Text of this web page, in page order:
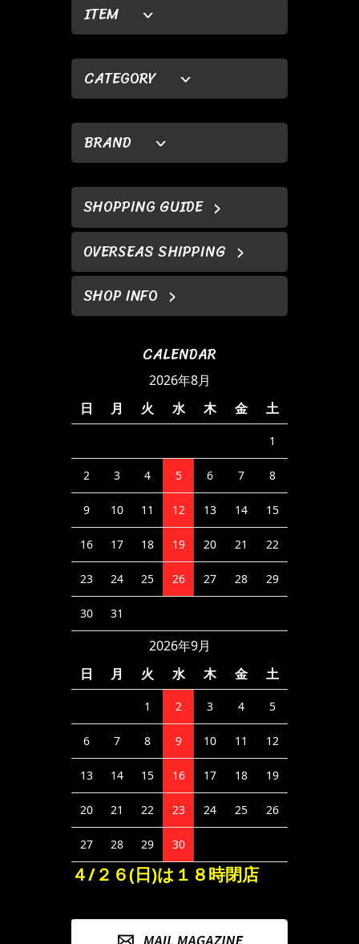
ITEM
CATEGORY
BRAND
SHOPPING GUIDE
OVERSEAS SHIPPING
SHOP INFO
CALENDAR
2026年8月
日
月 火 水 木 金 土
1
2 3 4 5 6 7 8
9 10 11 12 13 14 15
16 17 18 19 20 21 22
23 24 25 26 27 28 29
30 31
2026年9月
日
月 火 水 木 金 土
1 2 3 4 5
6 7 8 9 10 11 12
13 14 15 16 17 18 19
20 21 22 23 24 25 26
27 28 29 30
４/２６(日)は１８時閉店